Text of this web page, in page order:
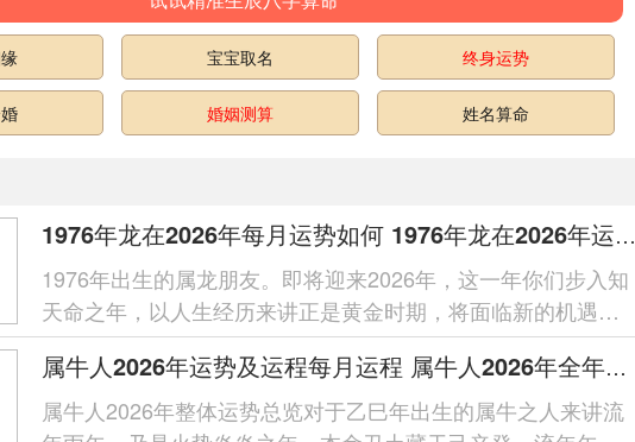
宝宝取名 终身运势
婚姻测算 姓名算命
1976年龙在2026年每月运势如何 1976年龙在2026年运势及破解
1976年出生的属龙朋友。即将迎来2026年，这一年你们步入知
天命之年，以人生经历来讲正是黄金时期，将面临新的机遇与
挑战，但无需过分担忧，流年运势自...
属牛人2026年运势及运程每月运程 属牛人2026年全年运势运程
属牛人2026年整体运势总览对于乙巳年出生的属牛之人来讲流